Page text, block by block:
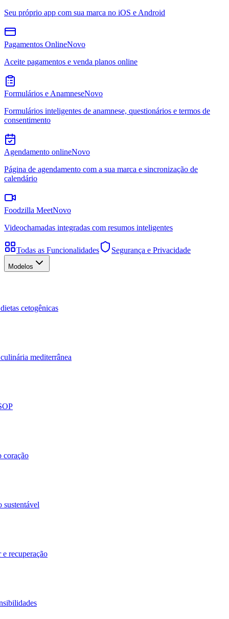
Seu próprio app com sua marca no iOS e Android
Pagamentos OnlineNovo
Aceite pagamentos e venda planos online
Formulários e AnamneseNovo
Formulários inteligentes de anamnese, questionários e termos de
consentimento
Agendamento onlineNovo
Página de agendamento com a sua marca e sincronização de
calendário
Foodzilla MeetNovo
Videochamadas integradas com resumos inteligentes
Todas as Funcionalidades Segurança e Privacidade
Modelos
cetogênicas
mediterrânea
coração
sustentável
recuperação